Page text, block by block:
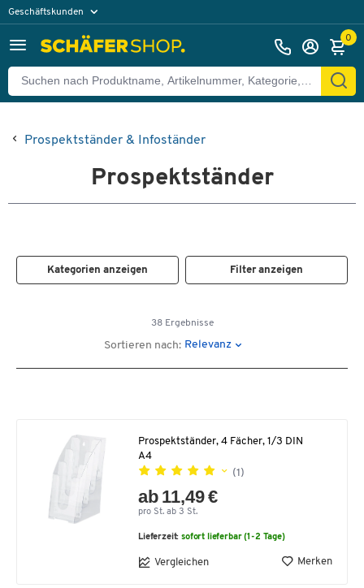
Geschäftskunden
0
Prospektständer & Infoständer
Prospektständer
Kategorien anzeigen Filter anzeigen
38 Ergebnisse
Sortieren nach: Relevanz
Prospektständer, 4 Fächer, 1/3 DIN
A4
(1)
ab 11,49 €
pro St. ab 3 St.
Lieferzeit:sofort lieferbar (1-2 Tage)
Vergleichen Merken